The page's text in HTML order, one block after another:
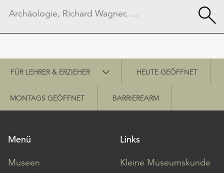
Schnellzugriff
FÜR LEHRER & ERZIEHER HEUTE GEÖFFNET
MONTAGS GEÖFFNET BARRIEREARM
Menü
Museen
Links
Kleine Museumskunde